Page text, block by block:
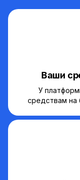
Ваши
У
средствам на